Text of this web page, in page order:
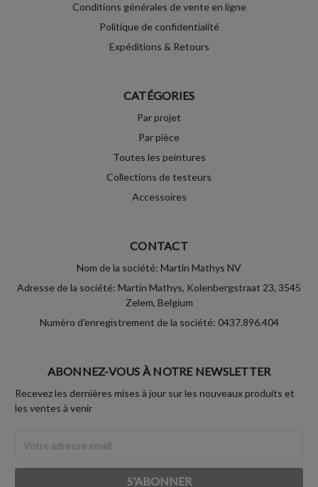
Conditions générales de vente en ligne
Politique de confidentialité
Expéditions & Retours
CATÉGORIES
Par projet
Par pièce
Toutes les peintures
Collections de testeurs
Accessoires
CONTACT
Nom de la société: Martin Mathys NV
Adresse de la société: Martin Mathys, Kolenbergstraat 23, 3545
Zelem, Belgium
Numéro d'enregistrement de la société: 0437.896.404
ABONNEZ-VOUS À NOTRE NEWSLETTER
Recevez les dernières mises à jour sur les nouveaux produits et
les ventes à venir
Email